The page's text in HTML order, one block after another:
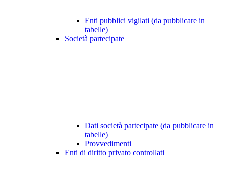
Enti pubblici vigilati (da pubblicare in
tabelle)
Società partecipate
Dati società partecipate (da pubblicare in
tabelle)
Provvedimenti
Enti di diritto privato controllati